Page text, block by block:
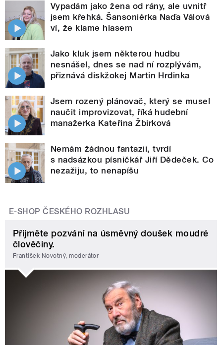
Vypadám jako žena od rány, ale uvnitř
jsem křehká. Šansoniérka Naďa Válová
ví, že klame hlasem
Jako kluk jsem některou hudbu
nesnášel, dnes se nad ní rozplývám,
přiznává diskžokej Martin Hrdinka
Jsem rozený plánovač, který se musel
naučit improvizovat, říká hudební
manažerka Kateřina Žbirková
Nemám žádnou fantazii, tvrdí
s nadsázkou písničkář Jiří Dědeček. Co
nezažiju, to nenapíšu
E-SHOP ČESKÉHO ROZHLASU
Přijměte pozvání na úsměvný doušek moudré
člověčiny.
František Novotný, moderátor